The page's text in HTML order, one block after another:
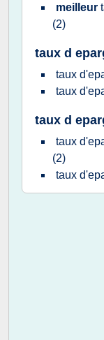
meilleur
(2)
taux d
taux
taux
taux d
taux
(2)
taux